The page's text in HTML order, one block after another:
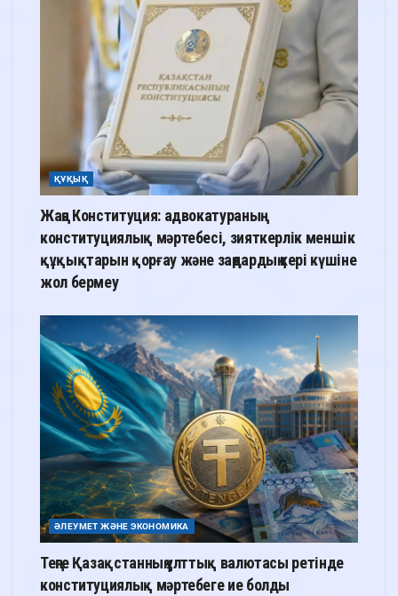
ҚҰҚЫҚ
Жаңа Конституция: адвокатураның
конституциялық мәртебесі, зияткерлік меншік
құқықтарын қорғау және заңдардың кері күшіне
жол бермеу
ӘЛЕУМЕТ ЖӘНЕ ЭКОНОМИКА
Теңге Қазақстанның ұлттық валютасы ретінде
конституциялық мәртебеге ие болды